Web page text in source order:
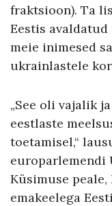
fraktsioon). Ta
Eestis
meie inimesed
ukrainlastele
„See oli vajalik
eestlaste
toetamisel,“
europarlemendi
Küsimuse peale,
emakeelega